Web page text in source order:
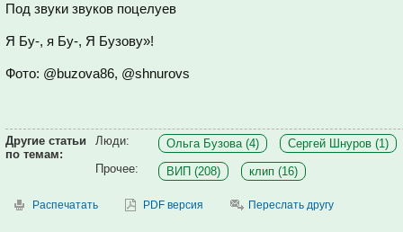
Под звуки звуков поцелуев
Я Бу-, я Бу-, Я Бузову»!
Фото: @buzova86, @shnurovs
Другие статьи
по темам:
Люди: Ольга Бузова (4)
Сергей Шнуров (1)
Прочее:
ВИП (208) клип (16)
Распечатать PDF версия Переслать другу